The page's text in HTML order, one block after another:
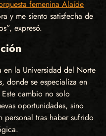
femenina Alaíde
y me siento satisfecha de
expresó.
en la Universidad del Norte
donde se especializa en
cambio no solo
oportunidades, sino
personal tras haber sufrido